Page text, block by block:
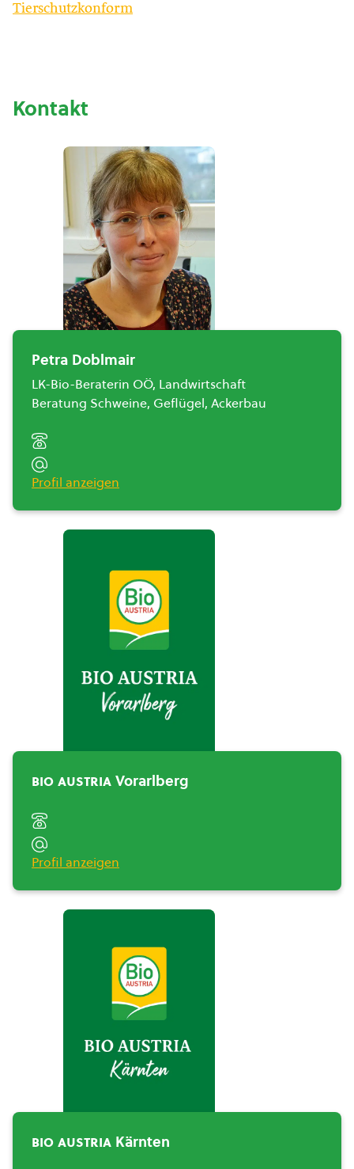
Tierschutzkonform
Kontakt
Petra Doblmair
LK-Bio-Beraterin OÖ, Landwirtschaft
Beratung Schweine, Geflügel, Ackerbau
Profil anzeigen
bio austria Vorarlberg
Profil anzeigen
bio austria Kärnten